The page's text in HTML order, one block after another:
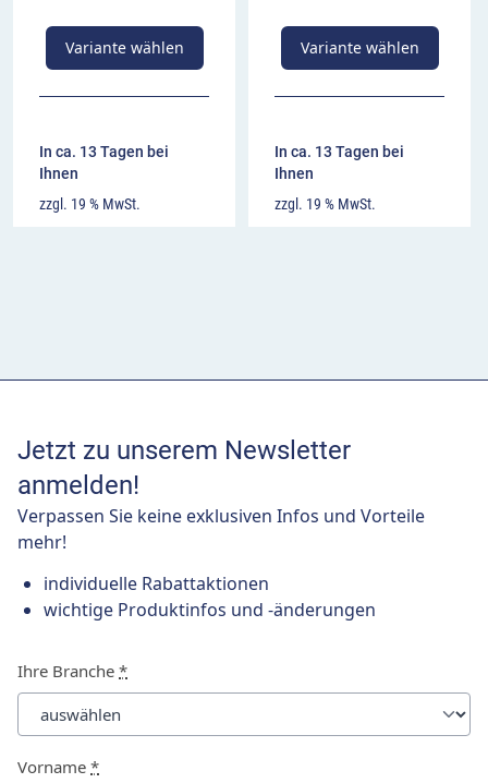
Variante wählen
In ca. 13 Tagen bei
Ihnen
zzgl. 19 % MwSt.
Variante wählen
In ca. 13 Tagen bei
Ihnen
zzgl. 19 % MwSt.
Jetzt zu unserem Newsletter
anmelden!
Verpassen Sie keine exklusiven Infos und Vorteile
mehr!
individuelle Rabattaktionen
wichtige Produktinfos und -änderungen
Ihre Branche *
Vorname *